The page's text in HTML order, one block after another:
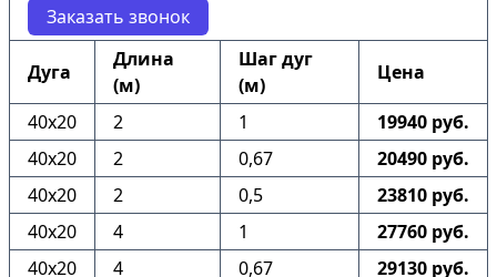
Заказать звонок
Дуга
Длина
(м)
Шаг дуг
(м)
Цена
40х20 2 1
19940 руб.
40х20
2 0,67
20490 руб.
40х20
2 0,5
23810 руб.
40х20
4 1
27760 руб.
40х20
4 0,67
29130 руб.